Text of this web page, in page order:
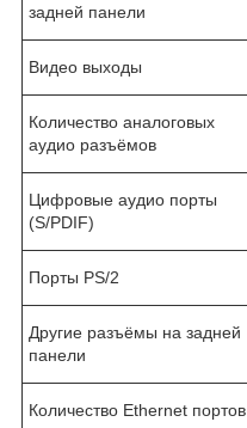
задней панели
Видео выходы
Количество аналоговых
аудио разъёмов
Цифровые аудио порты
(S/PDIF)
Порты PS/2
Другие разъёмы на задней
панели
Количество Ethernet портов